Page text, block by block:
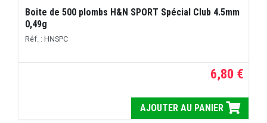
Boite de 500 plombs H&N SPORT Spécial Club 4.5mm
0,49g
Réf. : HNSPC
6,80 €
AJOUTER AU PANIER